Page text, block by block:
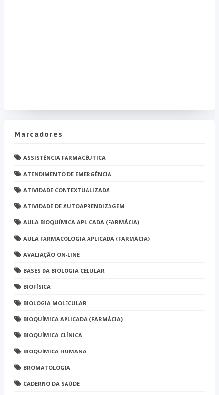
Marcadores
ASSISTÊNCIA FARMACÊUTICA
ATENDIMENTO DE EMERGÊNCIA
ATIVIDADE CONTEXTUALIZADA
ATIVIDADE DE AUTOAPRENDIZAGEM
AULA BIOQUÍMICA APLICADA (FARMÁCIA)
AULA FARMACOLOGIA APLICADA (FARMÁCIA)
AVALIAÇÃO ON-LINE
BASES DA BIOLOGIA CELULAR
BIOFÍSICA
BIOLOGIA MOLECULAR
BIOQUÍMICA APLICADA (FARMÁCIA)
BIOQUÍMICA CLÍNICA
BIOQUÍMICA HUMANA
BROMATOLOGIA
CADERNO DA SAÚDE